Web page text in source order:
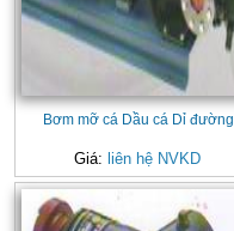
Bơm mỡ cá Dầu cá Dỉ đường
Giá: liên hệ NVKD